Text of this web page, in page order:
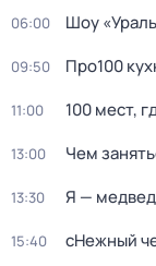
06:00 Шоу
09:50 Про100
11:00 100 мест,
13:00 Чем
13:30 Я —
15:40 сНежный